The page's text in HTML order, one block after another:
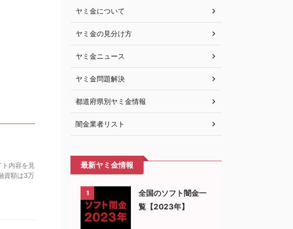
内容を見
資額は3万
ヤミ金について
ヤミ金の見分け方
ヤミ金ニュース
ヤミ金問題解決
都道府県別ヤミ金情報
闇金業者リスト
最新ヤミ金情報
1
全国のソフト闇金一
覧【2023年】